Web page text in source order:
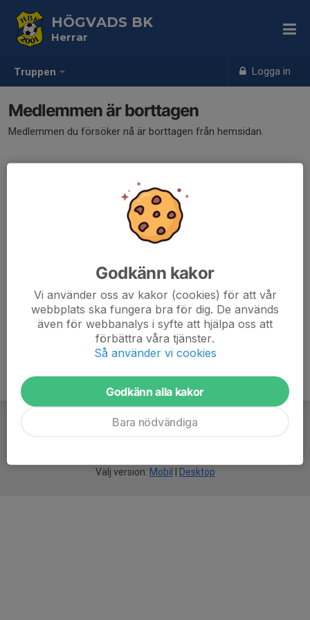
Truppen Logga in
HÖGVADS BK
Herrar
Medlemmen är borttagen
Medlemmen du försöker nå är borttagen från hemsidan.
Välj version: Mobil Desktop
Godkänn kakor
Vi använder oss av kakor (cookies) för att vår
webbplats ska fungera bra för dig. De används
även för webbanalys i syfte att hjälpa oss att
förbättra våra tjänster.
Så använder vi cookies
Godkänn alla kakor
Bara nödvändiga